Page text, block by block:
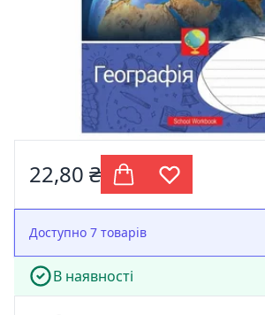
22,80 ₴
Доступно 7 товарів
В наявності